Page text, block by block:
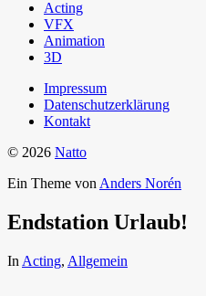
Acting
VFX
Animation
3D
Impressum
Datenschutzerklärung
Kontakt
© 2026 Natto
Ein Theme von Anders Norén
Endstation Urlaub!
In Acting, Allgemein